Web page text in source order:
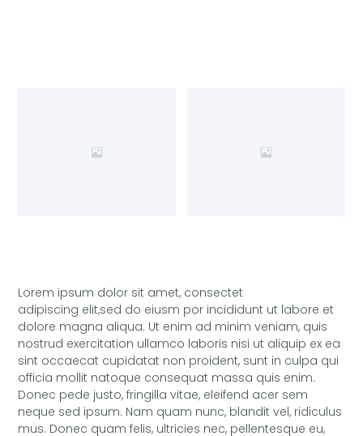
Lorem ipsum dolor sit amet, consectet
adipiscing elit,sed do eiusm por incididunt ut labore et
dolore magna aliqua. Ut enim ad minim veniam, quis
nostrud exercitation ullamco laboris nisi ut aliquip ex ea
sint occaecat cupidatat non proident, sunt in culpa qui
officia mollit natoque consequat massa quis enim.
Donec pede justo, fringilla vitae, eleifend acer sem
neque sed ipsum. Nam quam nunc, blandit vel, ridiculus
mus. Donec quam felis, ultricies nec, pellentesque eu,